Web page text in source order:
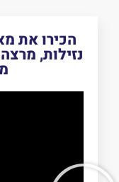
הכירו את
נזילות,